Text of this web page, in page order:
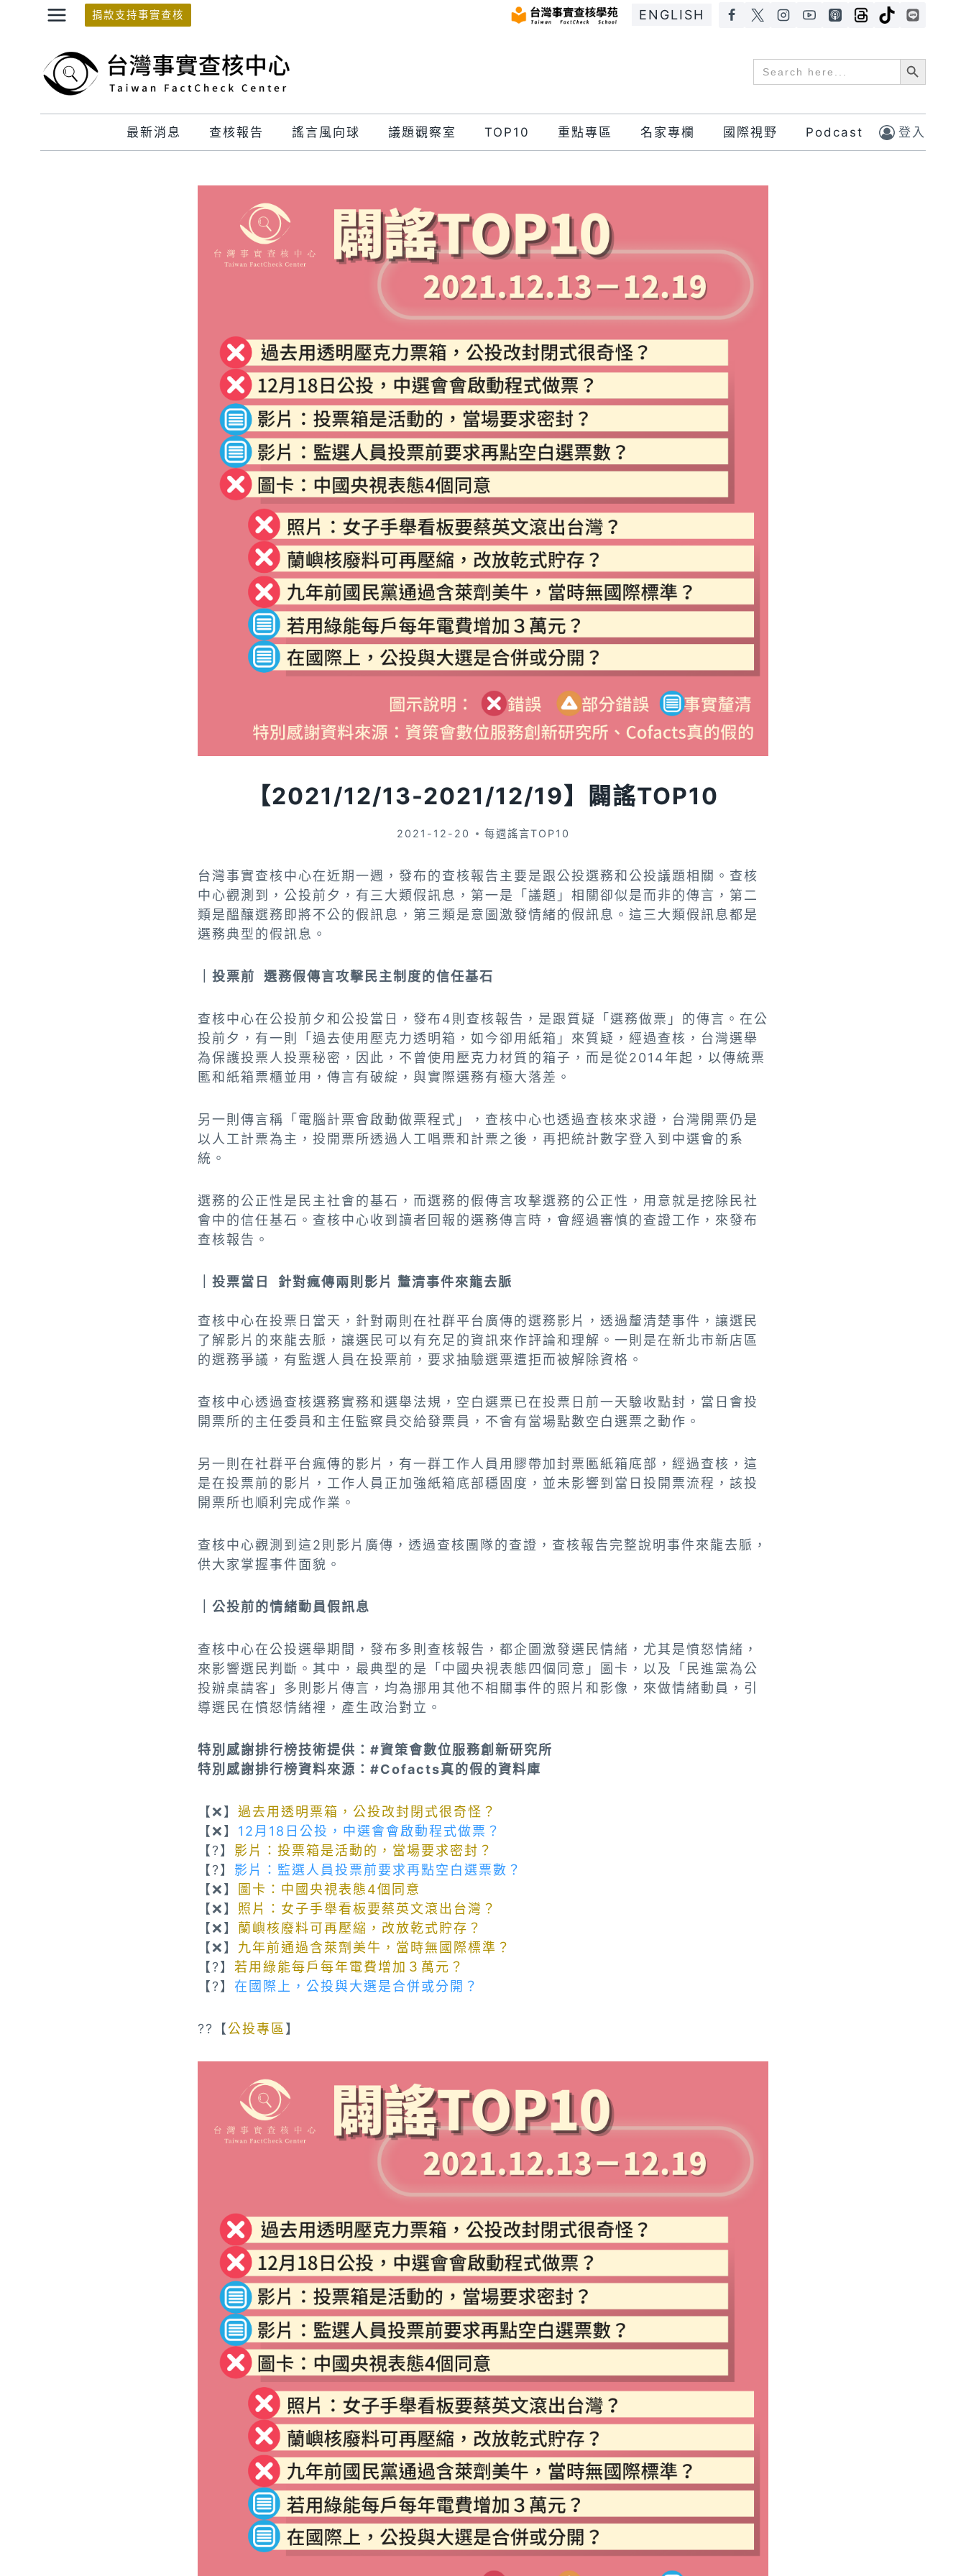
捐款支持事實查核 ENGLISH
Search
for:
Search Button
最新消息 查核報告 謠言風向球 議題觀察室 TOP10 重點專區 名家專欄 國際視野 Podcast 登入
【2021/12/13-2021/12/19】闢謠TOP10
2021-12-20 每週謠言TOP10
台灣事實查核中心在近期一週，發布的查核報告主要是跟公投選務和公投議題相關。查核
中心觀測到，公投前夕，有三大類假訊息，第一是「議題」相關卻似是而非的傳言，第二
類是醞釀選務即將不公的假訊息，第三類是意圖激發情緒的假訊息。這三大類假訊息都是
選務典型的假訊息。
｜投票前 選務假傳言攻擊民主制度的信任基石
查核中心在公投前夕和公投當日，發布4則查核報告，是跟質疑「選務做票」的傳言。在公
投前夕，有一則「過去使用壓克力透明箱，如今卻用紙箱」來質疑，經過查核，台灣選舉
為保護投票人投票秘密，因此，不曾使用壓克力材質的箱子，而是從2014年起，以傳統票
匭和紙箱票櫃並用，傳言有破綻，與實際選務有極大落差。
另一則傳言稱「電腦計票會啟動做票程式」，查核中心也透過查核來求證，台灣開票仍是
以人工計票為主，投開票所透過人工唱票和計票之後，再把統計數字登入到中選會的系
統。
選務的公正性是民主社會的基石，而選務的假傳言攻擊選務的公正性，用意就是挖除民社
會中的信任基石。查核中心收到讀者回報的選務傳言時，會經過審慎的查證工作，來發布
查核報告。
｜投票當日 針對瘋傳兩則影片 釐清事件來龍去脈
查核中心在投票日當天，針對兩則在社群平台廣傳的選務影片，透過釐清楚事件，讓選民
了解影片的來龍去脈，讓選民可以有充足的資訊來作評論和理解。一則是在新北市新店區
的選務爭議，有監選人員在投票前，要求抽驗選票遭拒而被解除資格。
查核中心透過查核選務實務和選舉法規，空白選票已在投票日前一天驗收點封，當日會投
開票所的主任委員和主任監察員交給發票員，不會有當場點數空白選票之動作。
另一則在社群平台瘋傳的影片，有一群工作人員用膠帶加封票匭紙箱底部，經過查核，這
是在投票前的影片，工作人員正加強紙箱底部穩固度，並未影響到當日投開票流程，該投
開票所也順利完成作業。
查核中心觀測到這2則影片廣傳，透過查核團隊的查證，查核報告完整說明事件來龍去脈，
供大家掌握事件面貌。
｜公投前的情緒動員假訊息
查核中心在公投選舉期間，發布多則查核報告，都企圖激發選民情緒，尤其是憤怒情緒，
來影響選民判斷。其中，最典型的是「中國央視表態四個同意」圖卡，以及「民進黨為公
投辦桌請客」多則影片傳言，均為挪用其他不相關事件的照片和影像，來做情緒動員，引
導選民在憤怒情緒裡，產生政治對立。
特別感謝排行榜技術提供：#資策會數位服務創新研究所
特別感謝排行榜資料來源：#Cofacts真的假的資料庫
【❌】 過去用透明票箱，公投改封閉式很奇怪？
【❌】 12月18日公投，中選會會啟動程式做票？
【?】 影片：投票箱是活動的，當場要求密封？
【?】 影片：監選人員投票前要求再點空白選票數？
【❌】
圖卡：中國央視表態4個同意
【❌】 照片：女子手舉看板要蔡英文滾出台灣？
【❌】 蘭嶼核廢料可再壓縮，改放乾式貯存？
【❌】 九年前通過含萊劑美牛，當時無國際標準？
【?】 若用綠能每戶每年電費增加３萬元？
【?】 在國際上，公投與大選是合併或分開？
??【公投專區】